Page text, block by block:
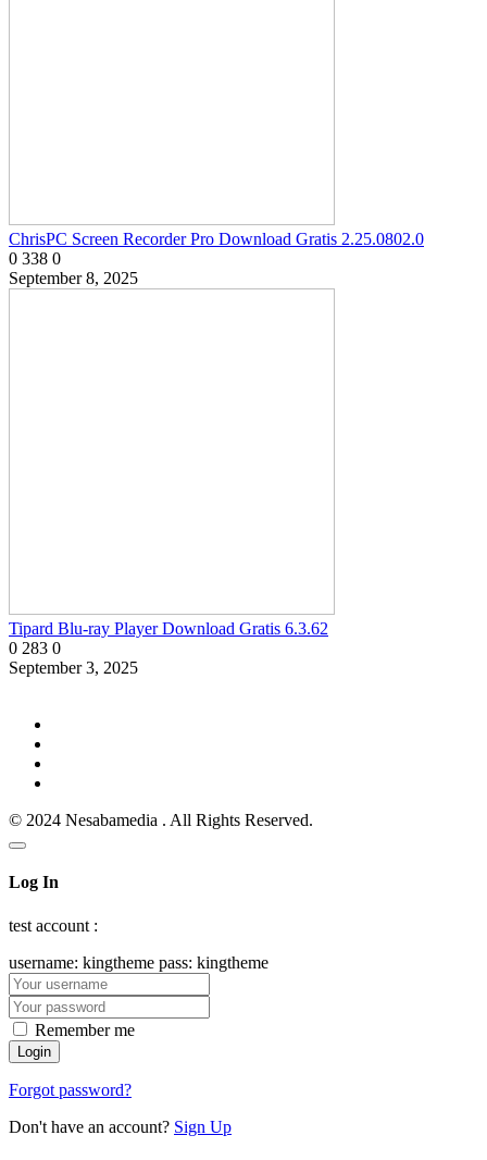
ChrisPC Screen Recorder Pro Download Gratis 2.25.0802.0
0 338 0
September 8, 2025
Tipard Blu-ray Player Download Gratis 6.3.62
0 283 0
September 3, 2025
© 2024 Nesabamedia . All Rights Reserved.
Log In
test account :
username: kingtheme pass: kingtheme
Remember me
Forgot password?
Don't have an account? Sign Up